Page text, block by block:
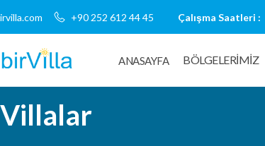
+90 252 612 44 45 Çalışma Saatleri :
ANASAYFA BÖLGELERİMİZ